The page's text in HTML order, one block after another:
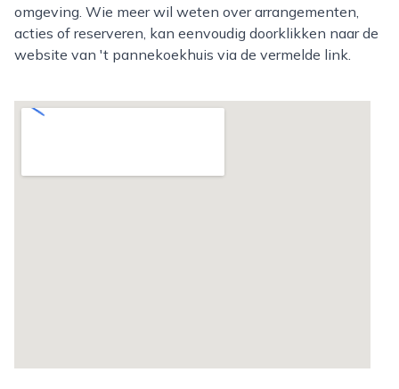
omgeving. Wie meer wil weten over arrangementen,
acties of reserveren, kan eenvoudig doorklikken naar de
website van 't pannekoekhuis via de vermelde link.